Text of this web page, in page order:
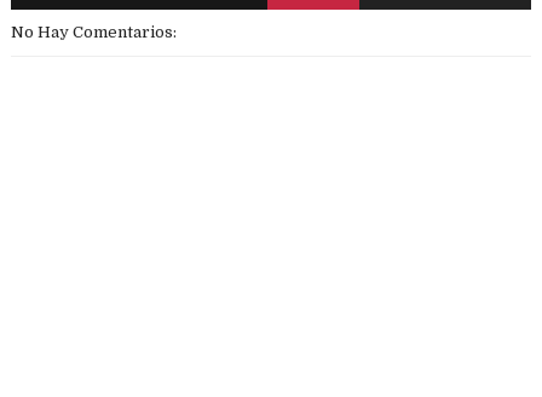
No Hay Comentarios: